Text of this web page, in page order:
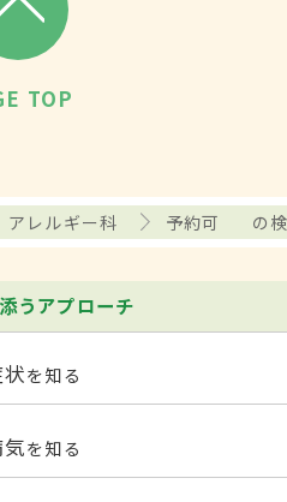
TOP
アレルギー科 予約可 の
うアプローチ
を知る
を知る